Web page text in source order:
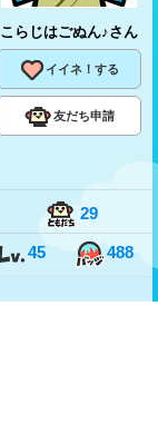
こらじはごぬん♪さん
イイネ！する
友だち申請
29
45 488